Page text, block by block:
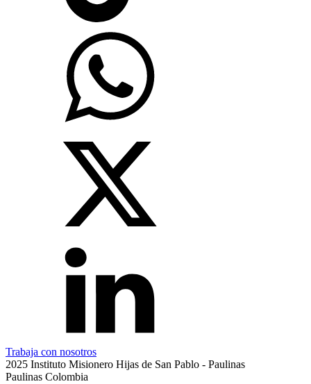
Trabaja con nosotros
2025 Instituto Misionero Hijas de San Pablo - Paulinas
Paulinas Colombia